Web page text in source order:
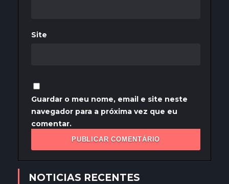
Site
Guardar o meu nome, email e site neste
navegador para a próxima vez que eu
comentar.
NOTICIAS RECENTES